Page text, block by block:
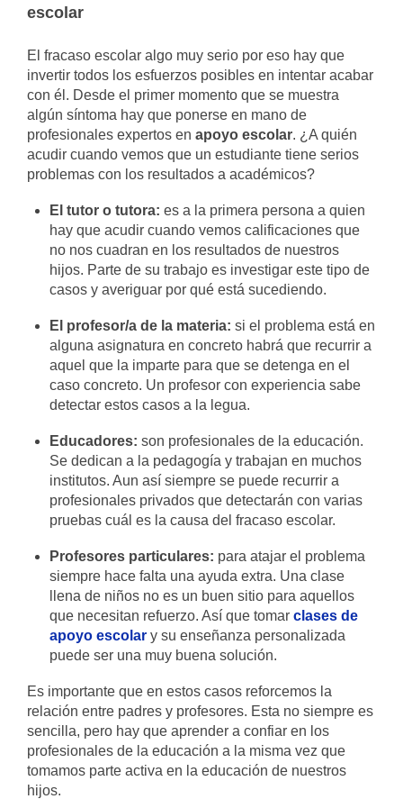
escolar
El fracaso escolar algo muy serio por eso hay que
invertir todos los esfuerzos posibles en intentar acabar
con él. Desde el primer momento que se muestra
algún síntoma hay que ponerse en mano de
profesionales expertos en apoyo escolar. ¿A quién
acudir cuando vemos que un estudiante tiene serios
problemas con los resultados a académicos?
El tutor o tutora: es a la primera persona a quien
hay que acudir cuando vemos calificaciones que
no nos cuadran en los resultados de nuestros
hijos. Parte de su trabajo es investigar este tipo de
casos y averiguar por qué está sucediendo.
El profesor/a de la materia: si el problema está en
alguna asignatura en concreto habrá que recurrir a
aquel que la imparte para que se detenga en el
caso concreto. Un profesor con experiencia sabe
detectar estos casos a la legua.
Educadores: son profesionales de la educación.
Se dedican a la pedagogía y trabajan en muchos
institutos. Aun así siempre se puede recurrir a
profesionales privados que detectarán con varias
pruebas cuál es la causa del fracaso escolar.
Profesores particulares: para atajar el problema
siempre hace falta una ayuda extra. Una clase
llena de niños no es un buen sitio para aquellos
que necesitan refuerzo. Así que tomarclases de
apoyo escolar y su enseñanza personalizada
puede ser una muy buena solución.
Es importante que en estos casos reforcemos la
relación entre padres y profesores. Esta no siempre es
sencilla, pero hay que aprender a confiar en los
profesionales de la educación a la misma vez que
tomamos parte activa en la educación de nuestros
hijos.